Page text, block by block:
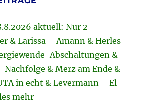
aktuell: Nur 2
& Larissa – Amann & Herles –
Abschaltungen &
& Merz am Ende &
in echt & Levermann – El
mehr